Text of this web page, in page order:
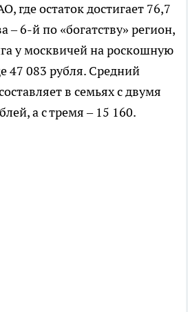
где остаток достигает 76,7
– 6-й по «богатству» регион,
у москвичей на роскошную
47 083 рубля. Средний
в семьях с двумя
а с тремя – 15 160.